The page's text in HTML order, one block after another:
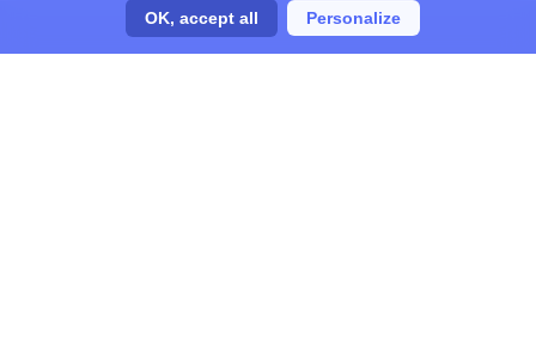
OK, accept all Personalize